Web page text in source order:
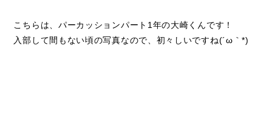
こちらは、パーカッションパート1年の大崎くんです！
入部して間もない頃の写真なので、初々しいですね(´ω｀*)